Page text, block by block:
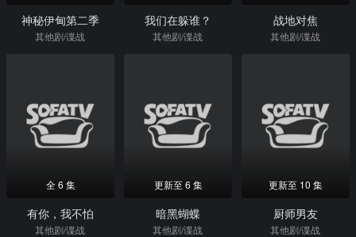
神秘伊甸第二季
其他剧/谍战
我们在躲谁？
其他剧/谍战
战地对焦
其他剧/谍战
全 6 集
有你，我不怕
其他剧/谍战
更新至 6 集
暗黑蝴蝶
其他剧/谍战
更新至 10 集
厨师男友
其他剧/谍战